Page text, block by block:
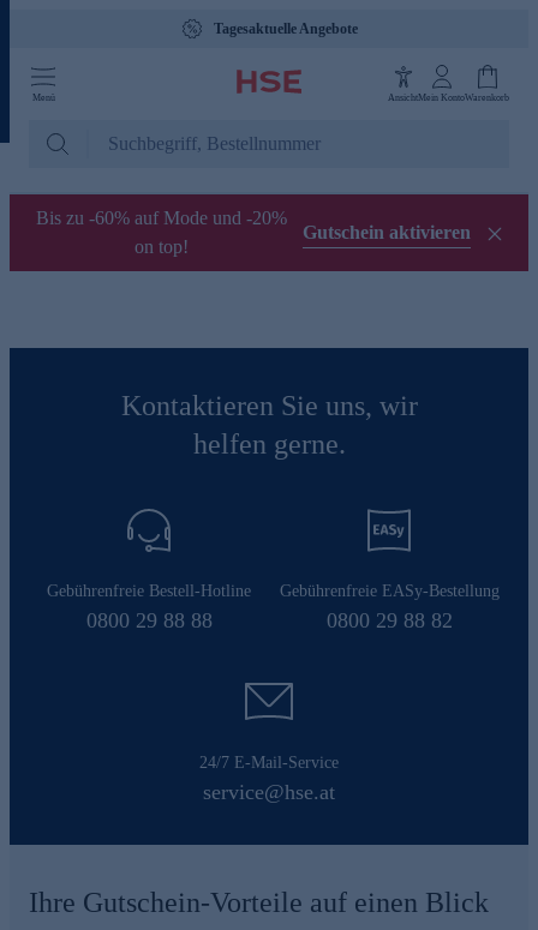
Tagesaktuelle Angebote
Menü AnsichtMein KontoWarenkorb
Bis zu -60% auf Mode und -20%
on top!
Gutschein aktivieren
Kontaktieren Sie uns, wir
helfen gerne.
Gebührenfreie Bestell-Hotline
0800 29 88 88
Gebührenfreie EASy-Bestellung
0800 29 88 82
24/7 E-Mail-Service
service@hse.at
Ihre Gutschein-Vorteile auf einen Blick